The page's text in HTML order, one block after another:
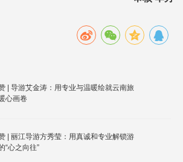
| 导游艾金涛：用专业与温暖绘就云南旅
心画卷
| 丽江导游方秀莹：用真诚和专业解锁游
“心之向往”